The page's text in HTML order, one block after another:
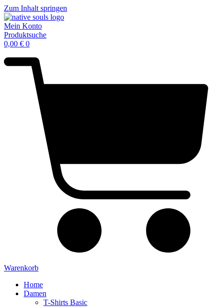
Zum Inhalt springen
Mein Konto
Produktsuche
0,00 € 0
Warenkorb
Home
Damen
T-Shirts Basic